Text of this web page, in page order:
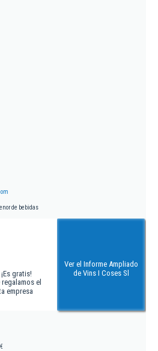
de bebidas
gratis!
el
empresa
Ver el Informe Ampliado
de Vins I Coses Sl